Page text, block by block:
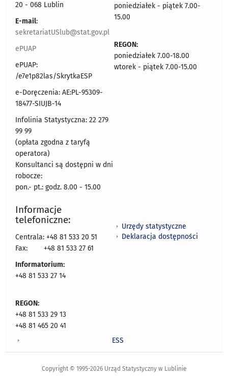
20 - 068 Lublin
E-mail:
sekretariatUSlub@stat.gov.pl
ePUAP
ePUAP:
/e7e1p82las/SkrytkaESP
e-Doręczenia: AE:PL-95309-
18477-SIUJB-14
Infolinia Statystyczna: 22 279
99 99
(opłata zgodna z taryfą
operatora)
Konsultanci są dostępni w dni
robocze:
pon.- pt.: godz. 8.00 - 15.00
poniedziałek - piątek 7.00-
15.00
REGON:
poniedziałek 7.00-18.00
wtorek - piątek 7.00-15.00
Informacje
telefoniczne:
Centrala: +48 81 533 20 51
Fax:
+48 81 533 27 61
Informatorium:
+48 81 533 27 14
REGON:
+48 81 533 29 13
+48 81 465 20 41
Urzędy statystyczne
Deklaracja dostępności
ESS
Copyright © 1995-2026 Urząd Statystyczny w Lublinie